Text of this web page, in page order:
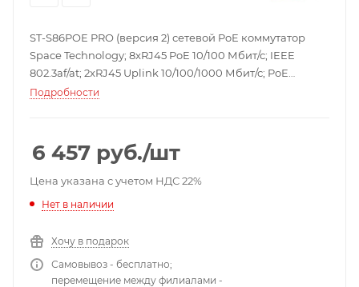
ST-S86POE PRO (версия 2) сетевой PoE коммутатор
Space Technology; 8xRJ45 PoE 10/100 Мбит/с; IEEE
802.3af/at; 2xRJ45 Uplink 10/100/1000 Мбит/с; PoE
бюджет до 120 Вт; вариант работы РоЕ А; AI
защита от КЗ, -45... +55°C; 190х125х40 мм; 0,84 кг.
Подробности
6 457 руб./шт
Цена указана с учетом НДС 22%
Нет в наличии
Хочу в подарок
Самовывоз - бесплатно;
перемещение между филиалами -